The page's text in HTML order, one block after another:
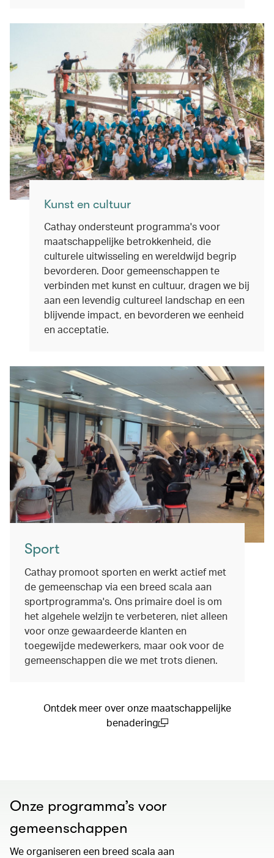
Kunst en cultuur
Cathay ondersteunt programma's voor
maatschappelijke betrokkenheid, die
culturele uitwisseling en wereldwijd begrip
bevorderen. Door gemeenschappen te
verbinden met kunst en cultuur, dragen we bij
aan een levendig cultureel landschap en een
blijvende impact, en bevorderen we eenheid
en acceptatie.
Sport
Cathay promoot sporten en werkt actief met
de gemeenschap via een breed scala aan
sportprogramma's. Ons primaire doel is om
het algehele welzijn te verbeteren, niet alleen
voor onze gewaardeerde klanten en
toegewijde medewerkers, maar ook voor de
gemeenschappen die we met trots dienen.
Ontdek meer over onze maatschappelijke
benadering
Onze programma’s voor
gemeenschappen
We organiseren een breed scala aan